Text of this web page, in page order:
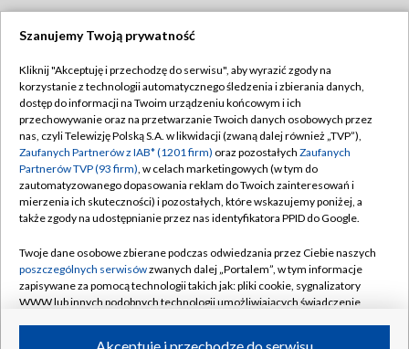
TVP
Abonament TVP
Emisja w TVP
Centrum informacji TVP
Naziemna Telewizja Cyfrowa
Rada Programowa
System NOS
Informacje o nadawcy
Regulamin TVP
Polityka prywatności
Moje zgody
Pomoc
Kontakt
Kanały
Szanujemy Twoją prywatność
Kliknij "Akceptuję i przechodzę do serwisu", aby wyrazić zgody na
korzystanie z technologii automatycznego śledzenia i zbierania danych,
dostęp do informacji na Twoim urządzeniu końcowym i ich
przechowywanie oraz na przetwarzanie Twoich danych osobowych przez
nas, czyli Telewizję Polską S.A. w likwidacji (zwaną dalej również „TVP”),
Zaufanych Partnerów z IAB* (1201 firm) oraz pozostałych Zaufanych
Partnerów TVP (93 firm), w celach marketingowych (w tym do
zautomatyzowanego dopasowania reklam do Twoich zainteresowań i
mierzenia ich skuteczności) i pozostałych, które wskazujemy poniżej, a
także zgody na udostępnianie przez nas identyfikatora PPID do Google.
Twoje dane osobowe zbierane podczas odwiedzania przez Ciebie naszych
poszczególnych serwisówzwanych dalej „Portalem”, w tym informacje
zapisywane za pomocą technologii takich jak: pliki cookie, sygnalizatory
WWW lub innych podobnych technologii umożliwiających świadczenie